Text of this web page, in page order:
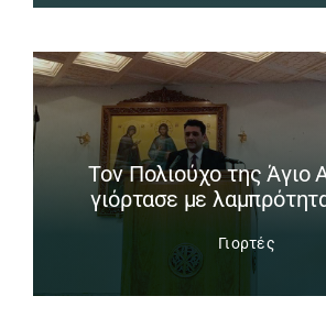
Tον Πολιούχο της Άγιο
γιόρτασε με
Γιορτές